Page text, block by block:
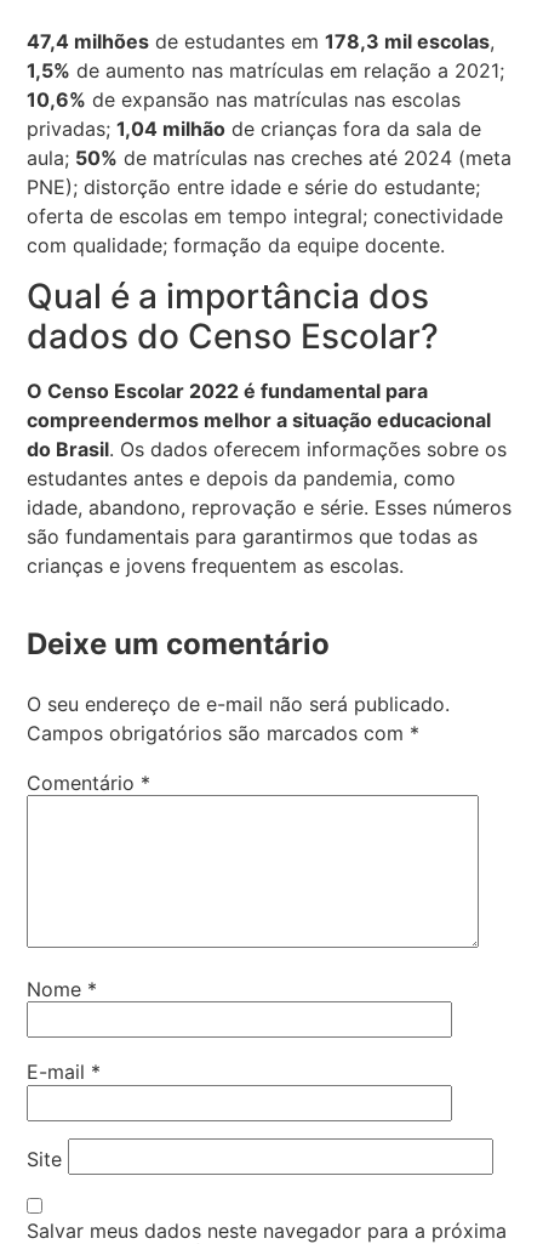
47,4 milhões de estudantes em178,3 mil escolas,
1,5% de aumento nas matrículas em relação a 2021;
10,6% de expansão nas matrículas nas escolas
privadas;1,04 milhão de crianças fora da sala de
aula; 50% de matrículas nas creches até 2024 (meta
PNE); distorção entre idade e série do estudante;
oferta de escolas em tempo integral; conectividade
com qualidade; formação da equipe docente.
Qual é a importância dos
dados do Censo Escolar?
O Censo Escolar 2022 é fundamental para
compreendermos melhor a situação educacional
do Brasil. Os dados oferecem informações sobre os
estudantes antes e depois da pandemia, como
idade, abandono, reprovação e série. Esses números
são fundamentais para garantirmos que todas as
crianças e jovens frequentem as escolas.
Deixe um comentário
O seu endereço de e-mail não será publicado.
Campos obrigatórios são marcados com *
Comentário *
Nome *
E-mail *
Site
Salvar meus dados neste navegador para a próxima